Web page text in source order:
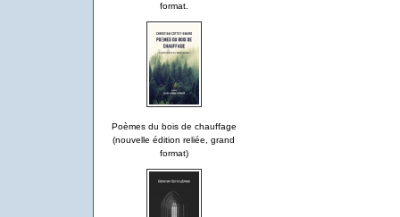
format.
Poèmes du bois de chauffage
(nouvelle édition reliée, grand
format)